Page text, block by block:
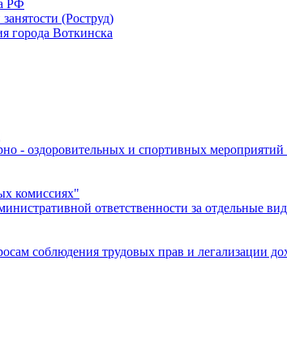
РФ
(Роструд)
города Воткинска
- оздоровительных и спортивных
комиссиях"
ответственности за отдельные
соблюдения трудовых прав и легализации